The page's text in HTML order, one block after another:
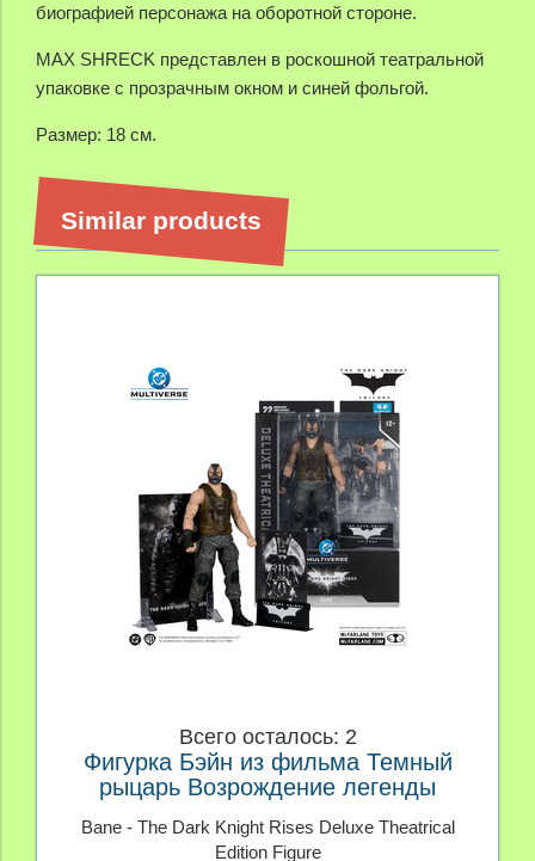
биографией персонажа на оборотной стороне.
MAX SHRECK представлен в роскошной театральной
упаковке с прозрачным окном и синей фольгой.
Размер: 18 см.
Similar products
Всего осталось: 2
Фигурка Бэйн из фильма Темный
рыцарь Возрождение легенды
Bane - The Dark Knight Rises Deluxe Theatrical
Edition Figure